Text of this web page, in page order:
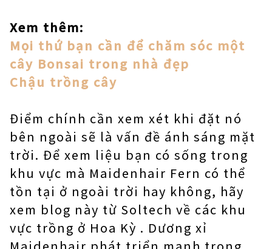
Xem thêm:
Mọi thứ bạn cần để chăm sóc một
cây Bonsai trong nhà đẹp
Chậu trồng cây
Điểm chính cần xem xét khi đặt nó
bên ngoài sẽ là vấn đề ánh sáng mặt
trời. Để xem liệu bạn có sống trong
khu vực mà Maidenhair Fern có thể
tồn tại ở ngoài trời hay không, hãy
xem blog này từ Soltech về các khu
vực trồng ở Hoa Kỳ . Dương xỉ